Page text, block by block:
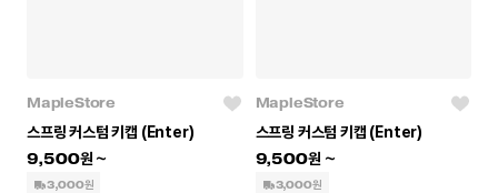
MapleStore
스프링 커스텀 키캡 (Enter)
9,500
3,000원
MapleStore
스프링 커스텀 키캡 (Enter)
9,500
3,000원